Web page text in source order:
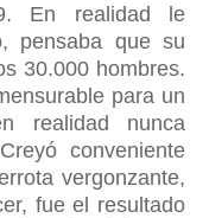
. En realidad le
pensaba que su
30.000 hombres.
para un
realidad nunca
reyó conveniente
vergonzante,
fue el resultado